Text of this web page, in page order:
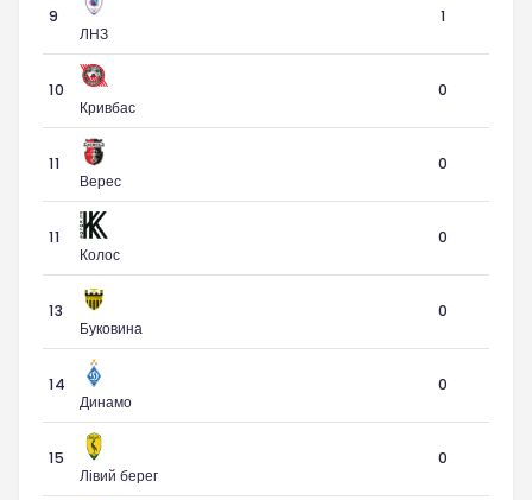
9
ЛНЗ
1
10
Кривбас
0
11
Верес
0
11
Колос
0
13
Буковина
0
14
Динамо
0
15
Лівий берег
0